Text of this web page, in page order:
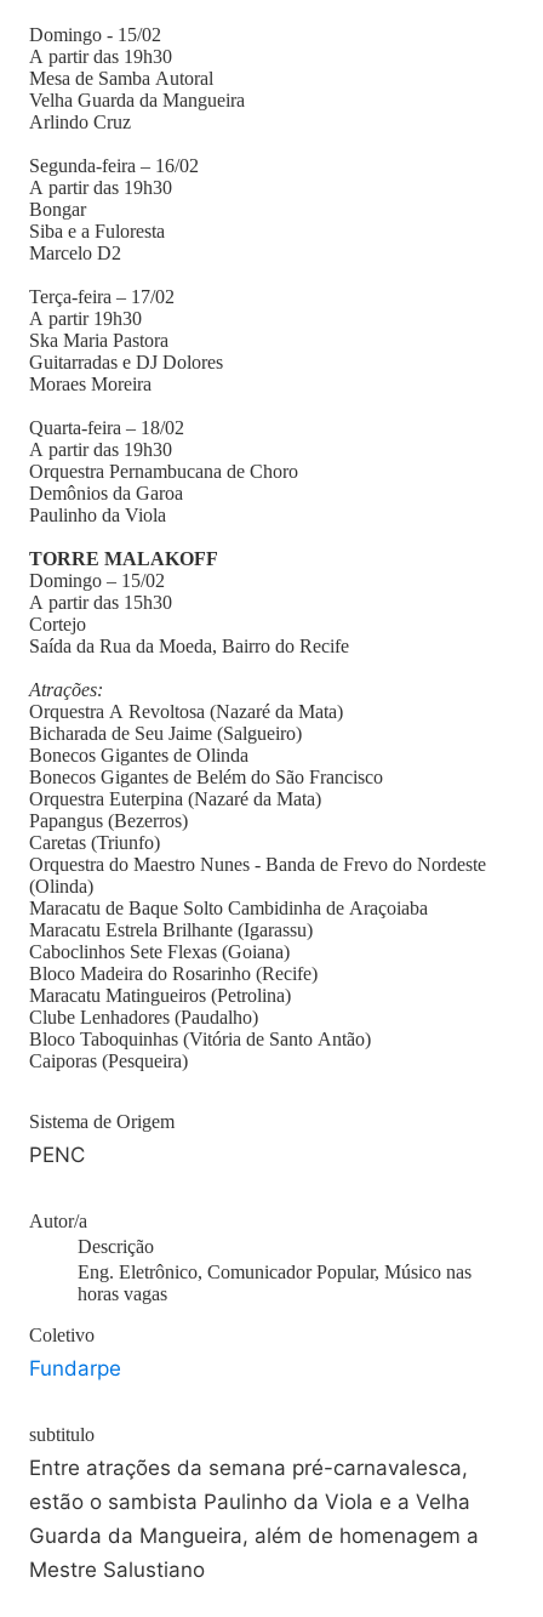
Domingo - 15/02
A partir das 19h30
Mesa de Samba Autoral
Velha Guarda da Mangueira
Arlindo Cruz
Segunda-feira – 16/02
A partir das 19h30
Bongar
Siba e a Fuloresta
Marcelo D2
Terça-feira – 17/02
A partir 19h30
Ska Maria Pastora
Guitarradas e DJ Dolores
Moraes Moreira
Quarta-feira – 18/02
A partir das 19h30
Orquestra Pernambucana de Choro
Demônios da Garoa
Paulinho da Viola
TORRE MALAKOFF
Domingo – 15/02
A partir das 15h30
Cortejo
Saída da Rua da Moeda, Bairro do Recife
Atrações:
Orquestra A Revoltosa (Nazaré da Mata)
Bicharada de Seu Jaime (Salgueiro)
Bonecos Gigantes de Olinda
Bonecos Gigantes de Belém do São Francisco
Orquestra Euterpina (Nazaré da Mata)
Papangus (Bezerros)
Caretas (Triunfo)
Orquestra do Maestro Nunes - Banda de Frevo do Nordeste
(Olinda)
Maracatu de Baque Solto Cambidinha de Araçoiaba
Maracatu Estrela Brilhante (Igarassu)
Caboclinhos Sete Flexas (Goiana)
Bloco Madeira do Rosarinho (Recife)
Maracatu Matingueiros (Petrolina)
Clube Lenhadores (Paudalho)
Bloco Taboquinhas (Vitória de Santo Antão)
Caiporas (Pesqueira)
Sistema de Origem
PENC
Autor/a
Descrição
Eng. Eletrônico, Comunicador Popular, Músico nas
horas vagas
Coletivo
Fundarpe
subtitulo
Entre atrações da semana pré-carnavalesca,
estão o sambista Paulinho da Viola e a Velha
Guarda da Mangueira, além de homenagem a
Mestre Salustiano